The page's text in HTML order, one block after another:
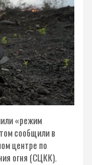
«режим
сообщили в
центре по
огня (СЦКК).